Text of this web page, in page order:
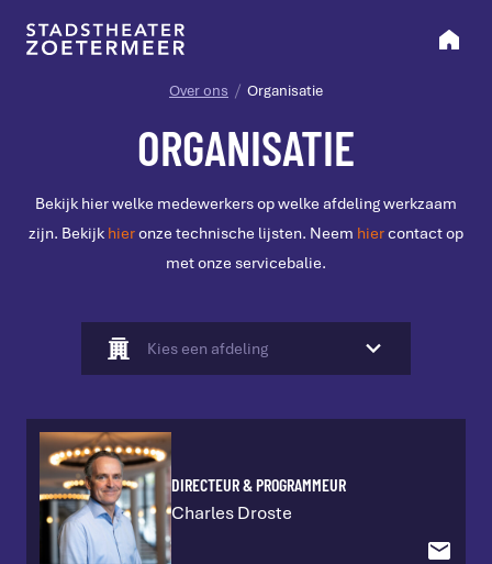
Over ons Organisatie
ORGANISATIE
Bekijk hier welke medewerkers op welke afdeling werkzaam
zijn. Bekijk hieronze technische lijsten. Neem hiercontact op
met onze servicebalie.
Kies een afdeling
Directie
Personeelszaken
Servicebalie
DIRECTEUR & PROGRAMMEUR
Charles Droste